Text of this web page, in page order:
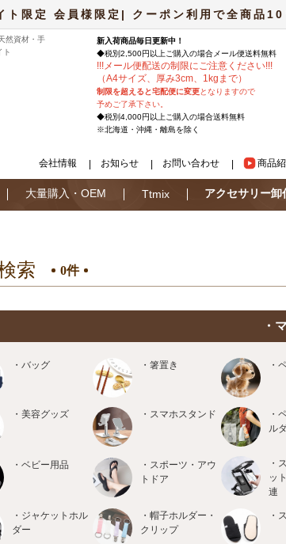
ト限定 会員様限定| クーポン利用で全商品
然資材・手
ト
新入荷商品毎日更新中！
◆税別2,500円以上ご購入の場合 メール便送料無料
!!!メール便配送の制限にご注意ください!!!
（A4サイズ、厚み3cm、1kgまで）
制限を超えると宅配便に変更となりますので
予めご了承下さい。
◆税別4,000円以上ご購入の場合送料無料
※北海道・沖縄・離島を除く
会社情報 お知らせ お問い合わせ 商品
大量購入・OEM Ttmix アクセサリー卸
索 0件
・
・バッグ ・箸置き ・
・美容グッズ ・スマホスタンド
・
ル
・ベビー用品
・スポーツ・アウ
トドア
・
ッ
連
・ジャケットホル
ダー
・帽子ホルダー・
クリップ
・